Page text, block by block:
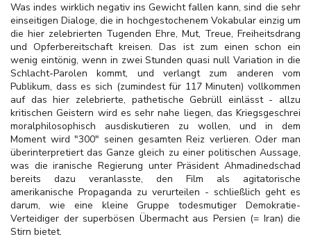
Was indes wirklich negativ ins Gewicht fallen kann, sind die sehr
einseitigen Dialoge, die in hochgestochenem Vokabular einzig um
die hier zelebrierten Tugenden Ehre, Mut, Treue, Freiheitsdrang
und Opferbereitschaft kreisen. Das ist zum einen schon ein
wenig eintönig, wenn in zwei Stunden quasi null Variation in die
Schlacht-Parolen kommt, und verlangt zum anderen vom
Publikum, dass es sich (zumindest für 117 Minuten) vollkommen
auf das hier zelebrierte, pathetische Gebrüll einlässt - allzu
kritischen Geistern wird es sehr nahe liegen, das Kriegsgeschrei
moralphilosophisch ausdiskutieren zu wollen, und in dem
Moment wird "300" seinen gesamten Reiz verlieren. Oder man
überinterpretiert das Ganze gleich zu einer politischen Aussage,
was die iranische Regierung unter Präsident Ahmadinedschad
bereits dazu veranlasste, den Film als agitatorische
amerikanische Propaganda zu verurteilen - schließlich geht es
darum, wie eine kleine Gruppe todesmutiger Demokratie-
Verteidiger der superbösen Übermacht aus Persien (= Iran) die
Stirn bietet.